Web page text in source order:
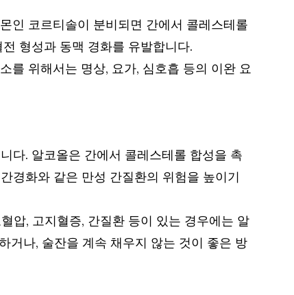
인 코르티솔이 분비되면 간에서 콜레스테롤
형성과 동맥 경화를 유발합니다.
를 위해서는 명상, 요가, 심호흡 등의 이완 요
다. 알코올은 간에서 콜레스테롤 합성을 촉
경화와 같은 만성 간질환의 위험을 높이기
압, 고지혈증, 간질환 등이 있는 경우에는 알
거나, 술잔을 계속 채우지 않는 것이 좋은 방